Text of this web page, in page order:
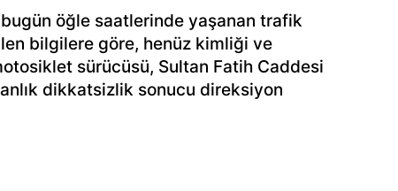
bugün öğle saatlerinde yaşanan trafik
bilgilere göre, henüz kimliği ve
sürücüsü, Sultan Fatih Caddesi
dikkatsizlik sonucu direksiyon